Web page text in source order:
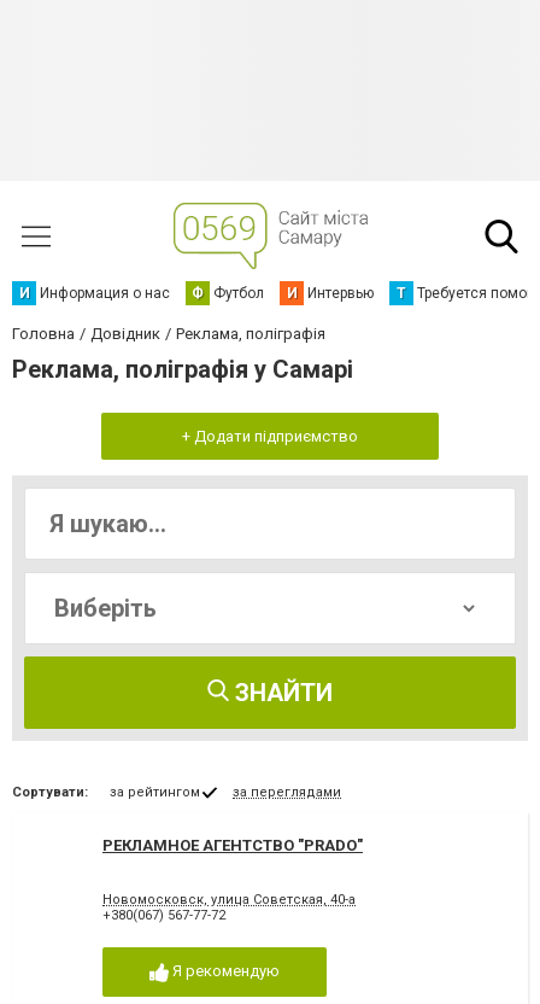
И Информация о нас Ф Футбол И Интервью Т Требуется
Головна Довідник Реклама, поліграфія
Реклама, поліграфія у Самарі
+ Додати підприємство
ЗНАЙТИ
Сортувати: за рейтингом за переглядами
РЕКЛАМНОЕ АГЕНТСТВО "PRADO"
Новомосковск, улица Советская, 40-а
+380(067) 567-77-72
Я рекомендую